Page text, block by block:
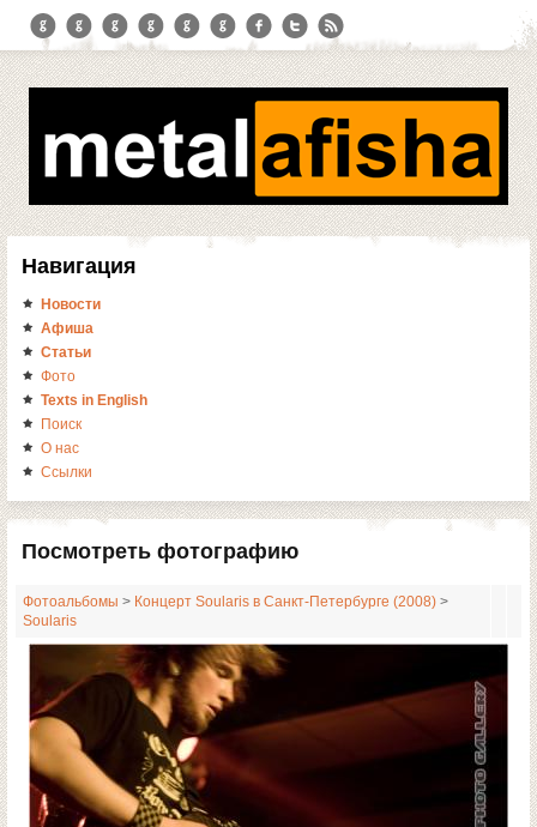
Навигация
Новости
Афиша
Статьи
Фото
Texts in English
Поиск
О нас
Ссылки
Посмотреть фотографию
Фотоальбомы > Концерт Soularis в Санкт-Петербурге (2008) >
Soularis